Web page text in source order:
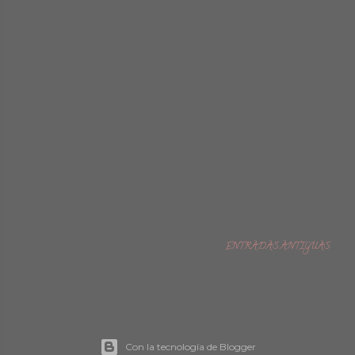
ENTRADAS ANTIGUAS
Con la tecnología de Blogger